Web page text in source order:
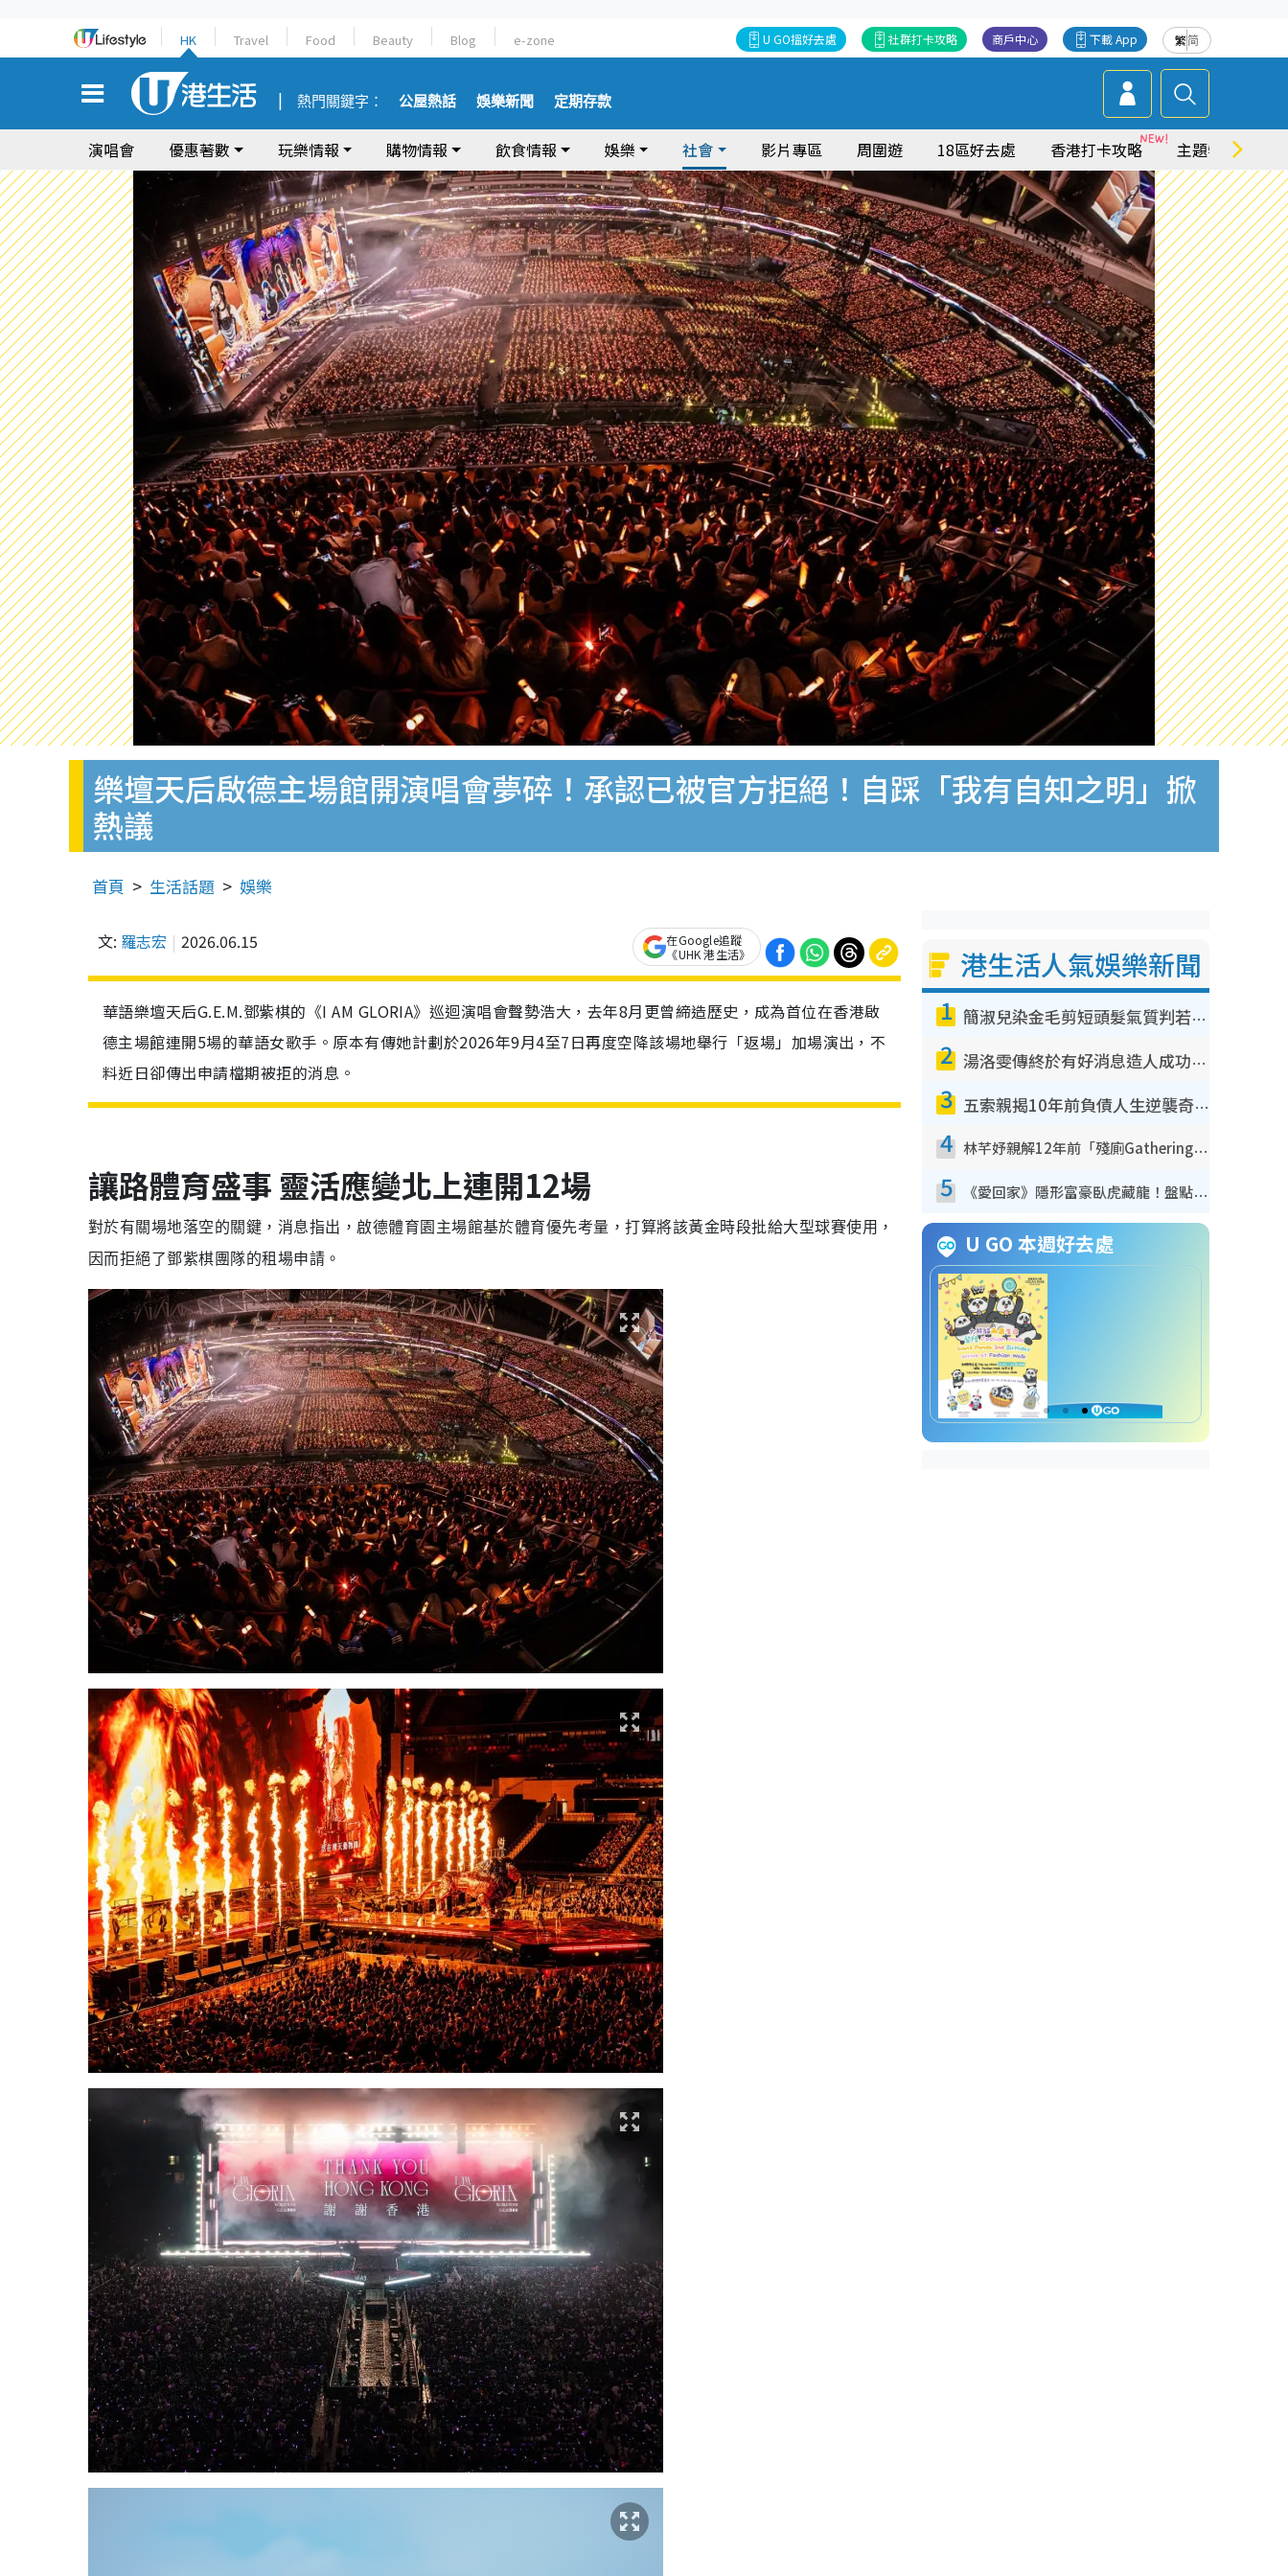
HK Travel Food Beauty Blog e-zone 繁简
下載 App
商戶中心
社群打卡攻略
U GO搵好去處
熱門關鍵字： 公屋熱話 娛樂新聞 定期存款
演唱會 優惠著數 玩樂情報 購物情報 飲食情報 娛樂 社會 影片專區 周圍遊 18區好去處 香港打卡攻略 主題特集
樂壇天后啟德主場館開演唱會夢碎！承認已被官方拒絕！自踩「我有自知之明」掀
熱議
首頁 生活話題 娛樂
文: 羅志宏 2026.06.15
在Google追蹤
《UHK 港生活》
華語樂壇天后G.E.M.鄧紫棋的《I AM GLORIA》巡迴演唱會聲勢浩大，去年8月更曾締造歷史，成為首位在香港啟
德主場館連開5場的華語女歌手。原本有傳她計劃於2026年9月4至7日再度空降該場地舉行「返場」加場演出，不
料近日卻傳出申請檔期被拒的消息。
讓路體育盛事 靈活應變北上連開12場
對於有關場地落空的關鍵， 消息指出，啟德體育園主場館基於體育優先考量，打算將該黃金時段批給大型球賽使用，
因而拒絕了鄧紫棋團隊的租場申請。
港生活人氣娛樂新聞
1 簡淑兒染金毛剪短頭髮氣質判若兩人！嚇壞老公麥大力都認唔出：「你做咩事？」
2 湯洛雯傳終於有好消息造人成功！兩大細節曝孕味極濃惹猜測：大肚婆先會咁！
3 五索親揭10年前負債人生逆襲奇蹟！全靠去一地方轉運後即遇上馬先生
4 林芊妤親解12年前「殘廁Gathering」真相！高層解約一句話重創尊嚴至今拒返TVB
5 《愛回家》隱形富豪臥虎藏龍！盤點12位財氣逼人的有錢藝人：呢位靚女3億身家唔憂做
U GO 本週好去處